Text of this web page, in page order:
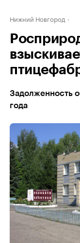
Нижний Новгород
Задолженность
года